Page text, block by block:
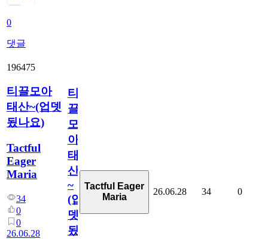
0
댓글
196475
티끌모아
태산~(업뎃
됬나요)
Tactful
Eager
Maria
34
0
0
26.06.28
티
끌
모
아
태
산
~
(업
뎃
됬
Tactful Eager
Maria
26.06.28 34 0